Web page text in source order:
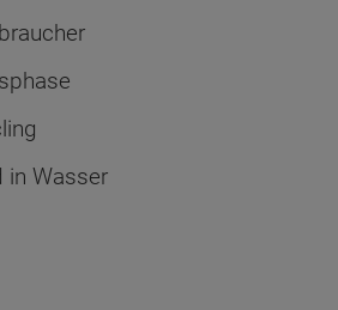
in Wasser